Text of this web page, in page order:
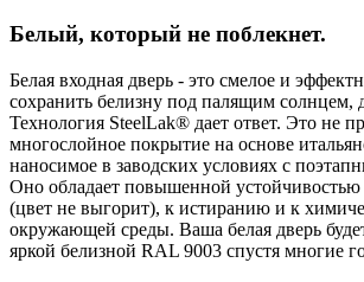
Белый, который не поблекнет.
Белая входная дверь - это смелое и
сохранить белизну под палящим
Технология SteelLak® дает ответ. Это не
многослойное покрытие на основе
наносимое в заводских условиях с
Оно обладает повышенной устойчивостью
(цвет не выгорит), к истиранию и к
окружающей среды. Ваша белая дверь
яркой белизной RAL 9003 спустя многие